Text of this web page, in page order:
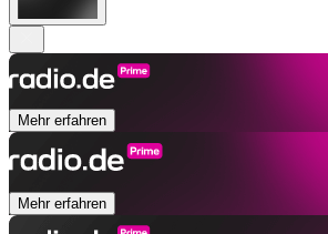
Mehr erfahren
Mehr erfahren